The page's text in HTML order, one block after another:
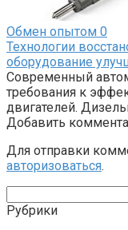
Обмен опытом 0
Технологии
оборудование
Современный
требования к
двигателей.
Добавить
Для отправки
авторизоваться.
Рубрики